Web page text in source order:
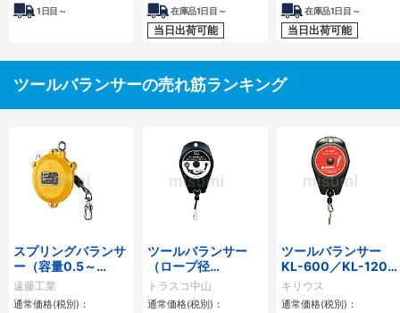
1 日目～ 在庫品1日目～
当日出荷可能
在庫品1日目～
当日出荷可能
ツールバランサーの売れ筋ランキング
スプリングバランサ
ー（容量0.5～
90kg）
遠藤工業
通常価格(税別)：
ツールバランサー
（ロープ径
2.5mm）
トラスコ中山
通常価格(税別)：
ツールバランサー
KL-600／KL-1200
／KL-2000
キリウス
通常価格(税別)：